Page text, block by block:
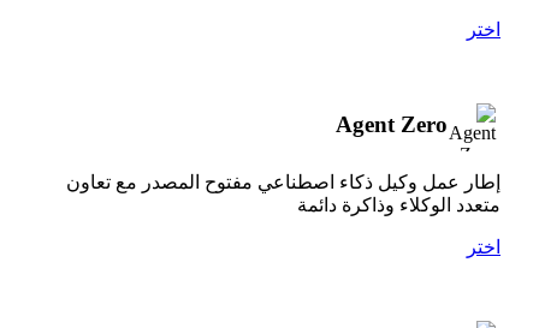
اختر
Agent Zero
إطار عمل وكيل ذكاء اصطناعي مفتوح المصدر مع تعاون
متعدد الوكلاء وذاكرة دائمة
اختر